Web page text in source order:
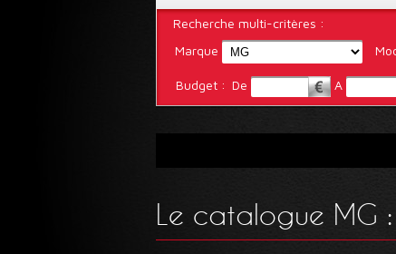
Recherche multi-critères :
Marque
Budget : De A
Le catalogue MG